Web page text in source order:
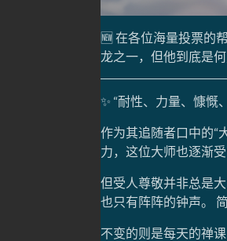
🆕 在各位海量投票的
龙之一，但他到底是何
✨ “耐性、力量、慷慨
作为其追随者口中的“
力，这位大师也逐渐
但受人尊敬并非总是
也只有阵阵的钟声。
不变的则是每天的禅